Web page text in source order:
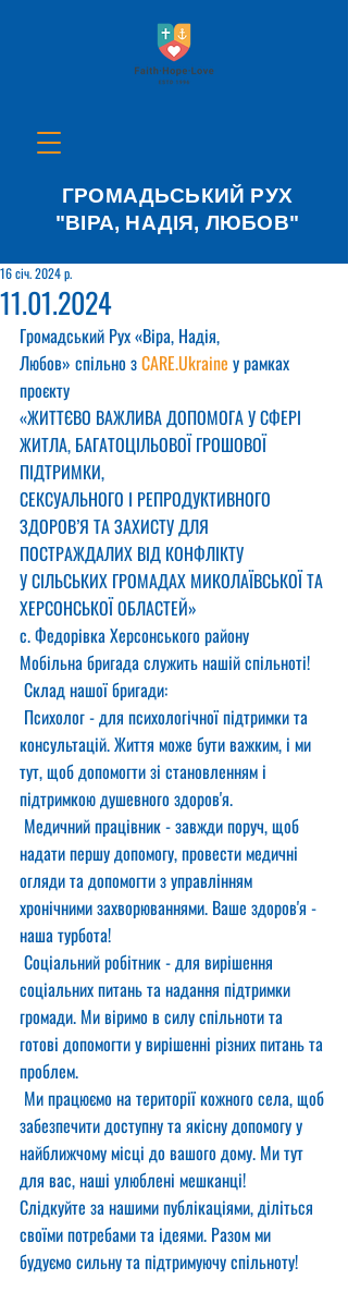
ГРОМАДЬСЬКИЙ РУХ
"ВІРА, НАДІЯ, ЛЮБОВ"
11.01.2024
16 січ. 2024 р.
Громадський Рух «Віра, Надія,
Любов» спільно з CARE.Ukraine у рамках
проєкту
«ЖИТТЄВО ВАЖЛИВА ДОПОМОГА У СФЕРІ
ЖИТЛА, БАГАТОЦІЛЬОВОЇ ГРОШОВОЇ
ПІДТРИМКИ,
СЕКСУАЛЬНОГО І РЕПРОДУКТИВНОГО
ЗДОРОВ’Я ТА ЗАХИСТУ ДЛЯ
ПОСТРАЖДАЛИХ ВІД КОНФЛІКТУ
У СІЛЬСЬКИХ ГРОМАДАХ МИКОЛАЇВСЬКОЇ ТА
ХЕРСОНСЬКОЇ ОБЛАСТЕЙ»
с. Федорівка Херсонського району
Мобільна бригада служить нашій спільноті!
Склад нашої бригади:
Психолог - для психологічної підтримки та
консультацій. Життя може бути важким, і ми
тут, щоб допомогти зі становленням і
підтримкою душевного здоров'я.
Медичний працівник - завжди поруч, щоб
надати першу допомогу, провести медичні
огляди та допомогти з управлінням
хронічними захворюваннями. Ваше здоров'я -
наша турбота!
Соціальний робітник - для вирішення
соціальних питань та надання підтримки
громади. Ми віримо в силу спільноти та
готові допомогти у вирішенні різних питань та
проблем.
Ми працюємо на території кожного села, щоб
забезпечити доступну та якісну допомогу у
найближчому місці до вашого дому. Ми тут
для вас, наші улюблені мешканці!
Слідкуйте за нашими публікаціями, діліться
своїми потребами та ідеями. Разом ми
будуємо сильну та підтримуючу спільноту!